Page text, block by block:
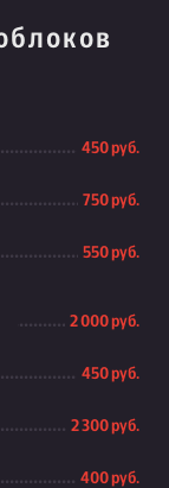
450 руб.
750 руб.
550 руб.
2 000 руб.
450 руб.
2 300 руб.
400 руб.